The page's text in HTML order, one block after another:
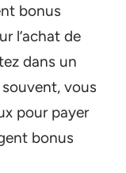
bonus
l’achat de
dans un
vous
pour payer
bonus